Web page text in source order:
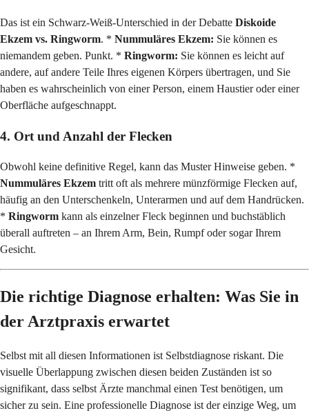
Das ist ein Schwarz-Weiß-Unterschied in der Debatte Diskoide
Ekzem vs. Ringworm. * Nummuläres Ekzem: Sie können es
niemandem geben. Punkt. * Ringworm: Sie können es leicht auf
andere, auf andere Teile Ihres eigenen Körpers übertragen, und Sie
haben es wahrscheinlich von einer Person, einem Haustier oder einer
Oberfläche aufgeschnappt.
4. Ort und Anzahl der Flecken
Obwohl keine definitive Regel, kann das Muster Hinweise geben. *
Nummuläres Ekzem tritt oft als mehrere münzförmige Flecken auf,
häufig an den Unterschenkeln, Unterarmen und auf dem Handrücken.
* Ringworm kann als einzelner Fleck beginnen und buchstäblich
überall auftreten – an Ihrem Arm, Bein, Rumpf oder sogar Ihrem
Gesicht.
Die richtige Diagnose erhalten: Was Sie in
der Arztpraxis erwartet
Selbst mit all diesen Informationen ist Selbstdiagnose riskant. Die
visuelle Überlappung zwischen diesen beiden Zuständen ist so
signifikant, dass selbst Ärzte manchmal einen Test benötigen, um
sicher zu sein. Eine professionelle Diagnose ist der einzige Weg, um